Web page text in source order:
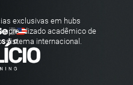
exclusivas em hubs
aprendizado acadêmico de
internacional.